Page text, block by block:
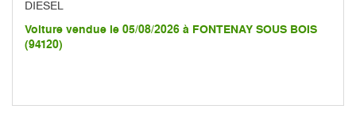
DIESEL
Voiture vendue le 05/08/2026 à FONTENAY SOUS BOIS
(94120)